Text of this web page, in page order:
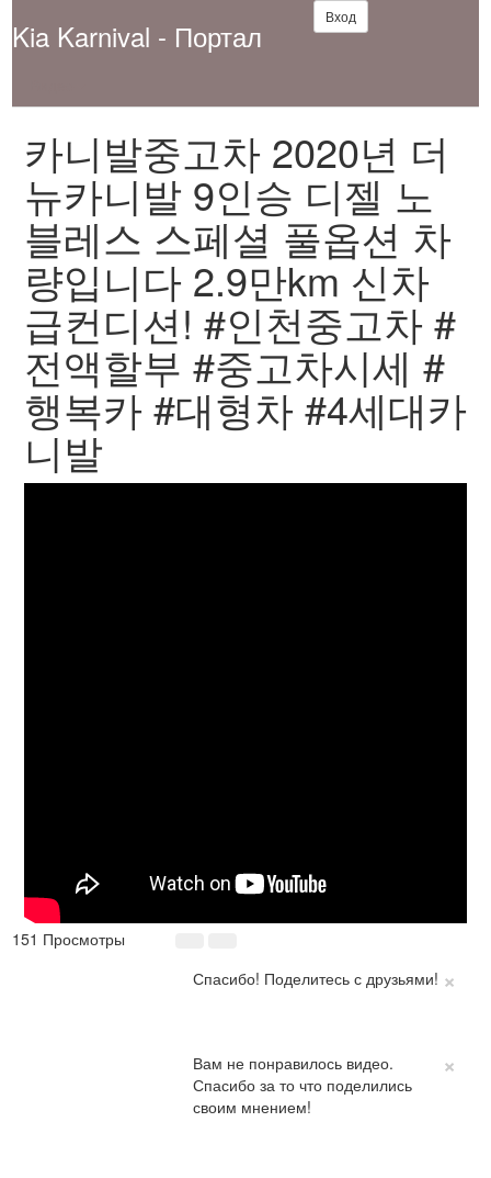
Kia Karnival - Портал
Вход
카니발중고차 2020년 더
뉴카니발 9인승 디젤 노
블레스 스페셜 풀옵션 차
량입니다 2.9만km 신차
급컨디션! #인천중고차 #
전액할부 #중고차시세 #
행복카 #대형차 #4세대카
니발
151 Просмотры
×
Спасибо! Поделитесь с друзьями!
×
Вам не понравилось видео.
Спасибо за то что поделились
своим мнением!